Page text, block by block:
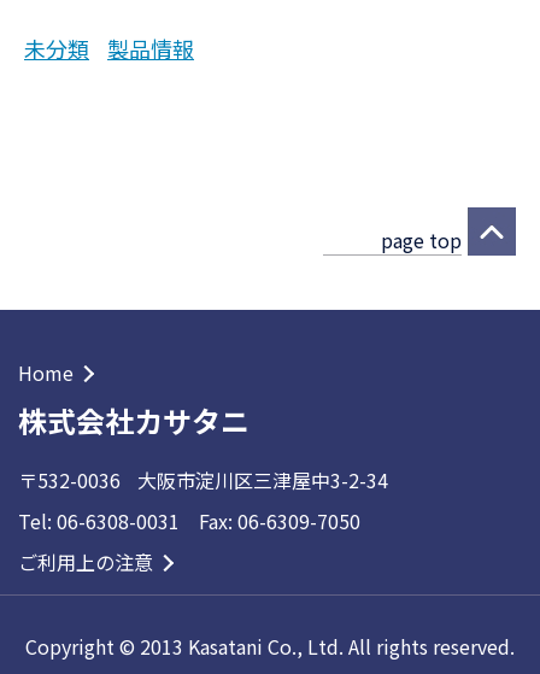
未分類 製品情報
page top
Home
株式会社カサタニ
〒532-0036
大阪市淀川区三津屋中3-2-34
Tel: 06-6308-0031 Fax: 06-6309-7050
ご利用上の注意
Copyright © 2013 Kasatani Co., Ltd. All rights reserved.